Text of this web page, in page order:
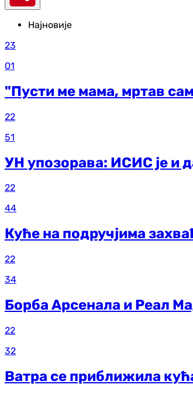
Најновије
23
01
"Пусти ме мама, мртав
22
51
УН упозорава: ИСИС је и
22
44
Куће на подручјима
22
34
Борба Арсенала и Реал
22
32
Ватра се приближила